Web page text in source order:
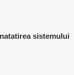
sistemului